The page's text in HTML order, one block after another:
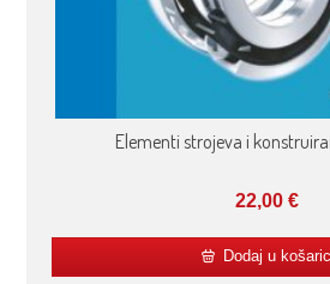
Elementi strojeva i
22,00 €
Dodaj u